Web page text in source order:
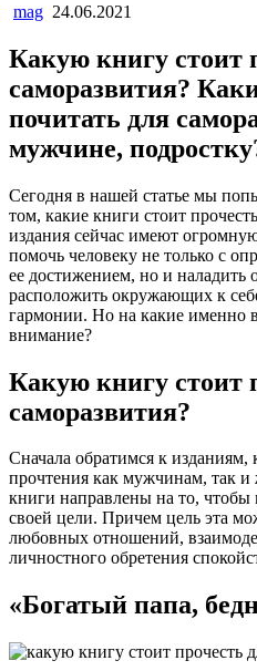
mag 24.06.2021
Какую книгу стоит
саморазвития?
почитать для
мужчине,
Сегодня в нашей статье мы
том, какие книги стоит
издания сейчас имеют
помочь человеку не только с
ее достижением, но и наладить
расположить окружающих к
гармонии. Но на какие именно
внимание?
Какую книгу стоит
саморазвития?
Сначала обратимся к изданиям,
прочтения как мужчинам, так
книги направлены на то, чтобы
своей цели. Причем цель эта
любовных отношений,
личностного обретения
«Богатый папа,